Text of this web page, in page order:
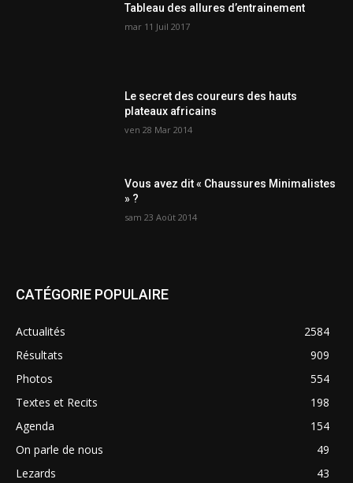
Tableau des allures d’entrainement
mar 11 Juil 2017
Le secret des coureurs des hauts
plateaux africains
ven 28 Mar 2014
Vous avez dit « Chaussures Minimalistes
» ?
sam 23 Août 2014
CATÉGORIE POPULAIRE
Actualités
2584
Résultats
909
Photos
554
Textes et Recits
198
Agenda
154
On parle de nous
49
Lezards
43